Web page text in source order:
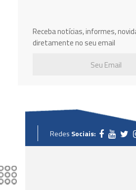
Receba notícias, informes,
diretamente no seu email
Redes Sociais: